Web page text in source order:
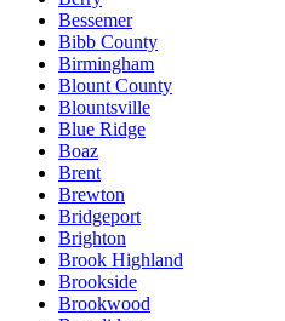
Bessemer
Bibb County
Birmingham
Blount County
Blountsville
Blue Ridge
Boaz
Brent
Brewton
Bridgeport
Brighton
Brook Highland
Brookside
Brookwood